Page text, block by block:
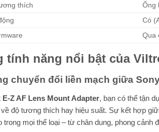
thích
Ống
Có
Qua
tính năng nổi bật của
chuyển đổi liền mạch giữa
Z AF Lens Mount Adapter, bạn có thể tận
độ tương thích hay hiệu suất. Sự kết hợp
trong mọi thể loại – từ chân dung, phong cảnh